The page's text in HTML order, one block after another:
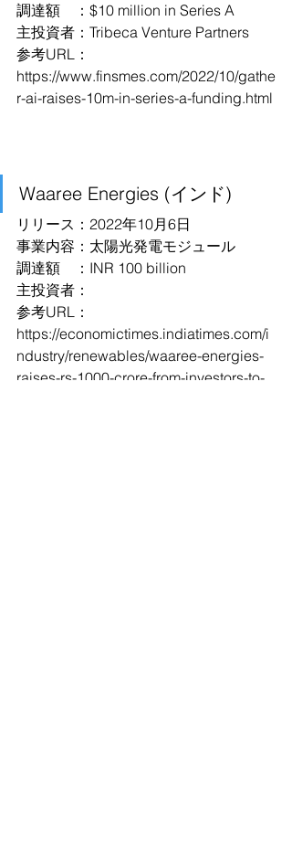
調達額　：$10 million in Series A
主投資者：Tribeca Venture Partners
参考URL：
https://www.finsmes.com/2022/10/gathe
r-ai-raises-10m-in-series-a-funding.html
Waaree Energies (インド)
リリース：2022年10月6日
事業内容：太陽光発電モジュール
調達額　：INR 100 billion
主投資者：
参考URL：
https://economictimes.indiatimes.com/i
ndustry/renewables/waaree-energies-
raises-rs-1000-crore-from-investors-to-